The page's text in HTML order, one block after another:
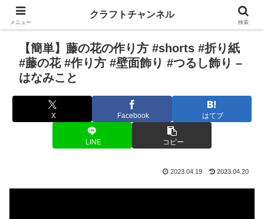
【簡単】藤の花の作り方 #shorts #折り紙
#藤の花 #作り方 #壁面飾り #つるし飾り –
はなみこと
X Facebook はてブ
LINE コピー
2023.04.19 2023.04.20
メニュー
クラフトチャンネル
検索